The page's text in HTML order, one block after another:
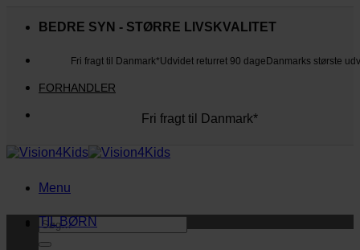
BEDRE SYN - STØRRE LIVSKVALITET
Fri fragt til Danmark*Udvidet returret 90 dage Danmarks største
FORHANDLER
Fri fragt til Danmark*
Menu
Søg
efter:
TIL BØRN